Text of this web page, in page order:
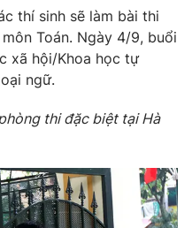
thí sinh sẽ làm bài thi
Toán. Ngày 4/9, buổi
xã hội/Khoa học tự
ngữ.
thi đặc biệt tại Hà